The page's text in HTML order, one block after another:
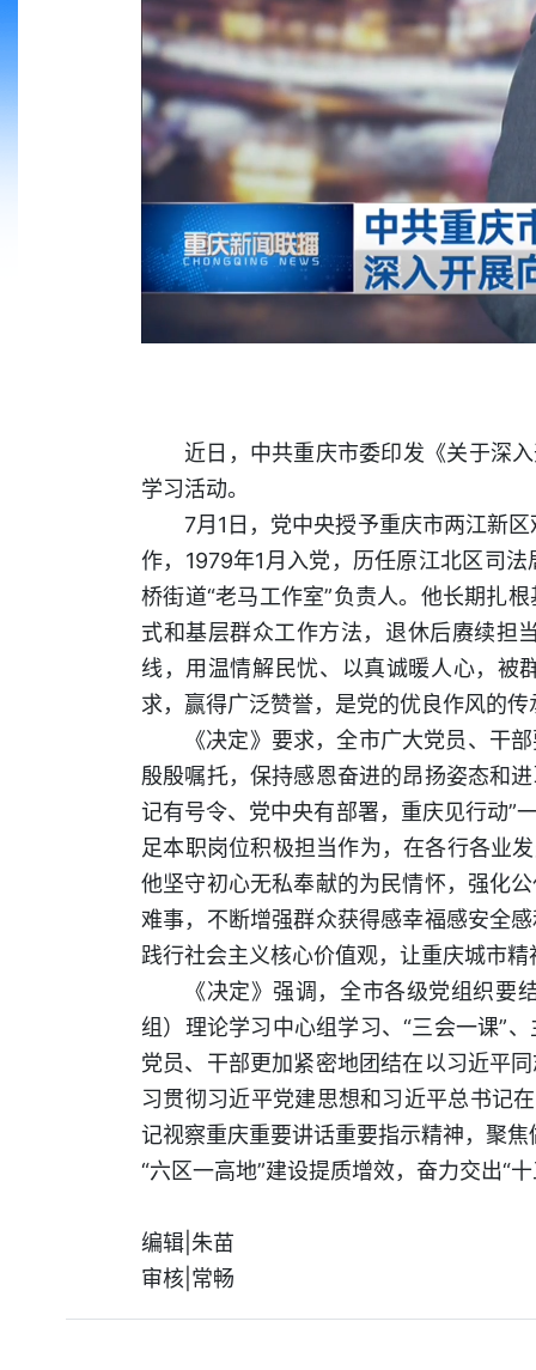
近日，中共重庆市委印发《关于深
学习活动。
7月1日，党中央授予重庆市两江新
作，1979年1月入党，历任原江北区司
桥街道“老马工作室”负责人。他长期扎
式和基层群众工作方法，退休后赓续担
线，用温情解民忧、以真诚暖人心，被
求，赢得广泛赞誉，是党的优良作风的传
《决定》要求，全市广大党员、干
殷殷嘱托，保持感恩奋进的昂扬姿态和
记有号令、党中央有部署，重庆见行动”
足本职岗位积极担当作为，在各行各业
他坚守初心无私奉献的为民情怀，强化
难事，不断增强群众获得感幸福感安全
践行社会主义核心价值观，让重庆城市
《决定》强调，全市各级党组织
组）理论学习中心组学习、“三会一课”
党员、干部更加紧密地团结在以习近平
习贯彻习近平党建思想和习近平总书记
记视察重庆重要讲话重要指示精神，聚
“六区一高地”建设提质增效，奋力交出“
编辑|朱苗
审核|常畅